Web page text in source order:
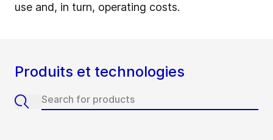
use and, in turn, operating costs.
Produits et technologies